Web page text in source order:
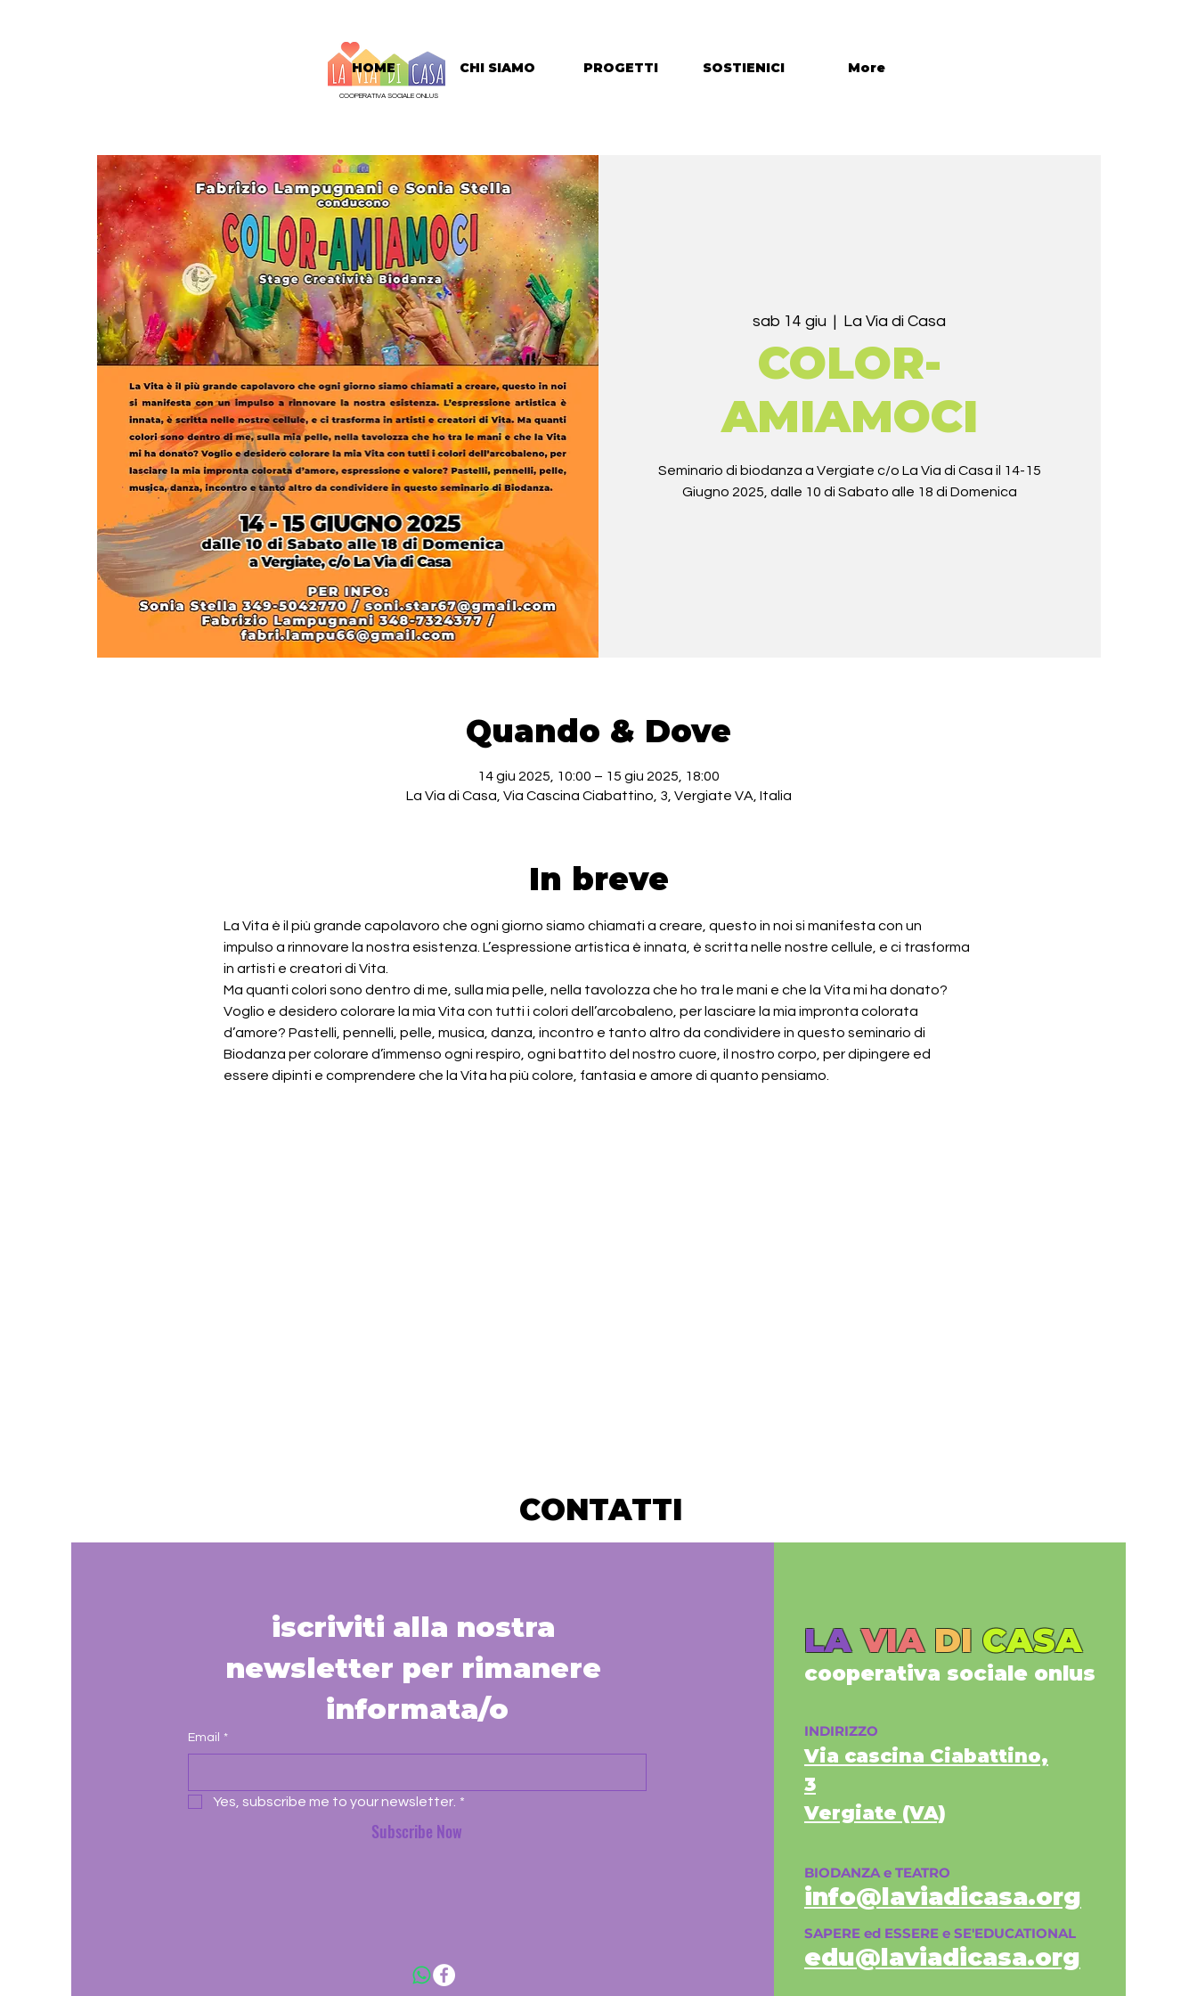
COOPERATIVA SOCIALE ONLUS
HOME CHI SIAMO PROGETTI SOSTIENICI More
sab 14 giu
  |
La Via di Casa
COLOR-
AMIAMOCI
Seminario di biodanza a Vergiate c/o La Via di Casa il 14-15
Giugno 2025, dalle 10 di Sabato alle 18 di Domenica
Quando & Dove
14 giu 2025, 10:00 – 15 giu 2025, 18:00
La Via di Casa, Via Cascina Ciabattino, 3, Vergiate VA, Italia
In breve
La Vita è il più grande capolavoro che ogni giorno siamo chiamati a creare, questo in noi si manifesta con un
impulso a rinnovare la nostra esistenza. L’espressione artistica è innata, è scritta nelle nostre cellule, e ci trasforma
in artisti e creatori di Vita.
Ma quanti colori sono dentro di me, sulla mia pelle, nella tavolozza che ho tra le mani e che la Vita mi ha donato?
Voglio e desidero colorare la mia Vita con tutti i colori dell’arcobaleno, per lasciare la mia impronta colorata
d’amore? Pastelli, pennelli, pelle, musica, danza, incontro e tanto altro da condividere in questo seminario di
Biodanza per colorare d’immenso ogni respiro, ogni battito del nostro cuore, il nostro corpo, per dipingere ed
essere dipinti e comprendere che la Vita ha più colore, fantasia e amore di quanto pensiamo.
CONTATTI
iscriviti alla nostra
newsletter per rimanere
informata/o
Email *
Yes, subscribe me to your newsletter. *
Subscribe Now
LAVIA DI CASA
cooperativa sociale onlus
INDIRIZZO
Via cascina Ciabattino,
3
Vergiate (VA)
BIODANZA e TEATRO
info@laviadicasa.org
SAPERE ed ESSERE e SE'EDUCATIONAL
edu@laviadicasa.org